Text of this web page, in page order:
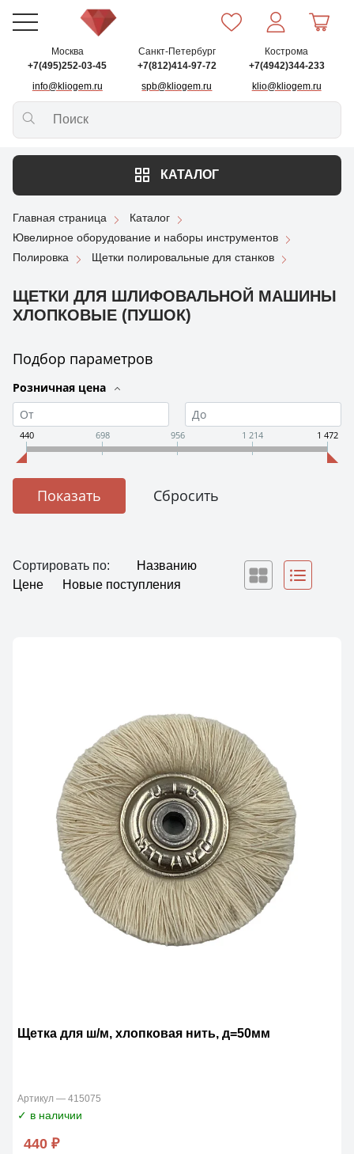
Москва
+7(495)252-03-45
info@kliogem.ru
Санкт-Петербург
+7(812)414-97-72
spb@kliogem.ru
Кострома
+7(4942)344-233
klio@kliogem.ru
КАТАЛОГ
Главная страница
Каталог
Ювелирное оборудование и наборы инструментов
Полировка
Щетки полировальные для станков
ЩЕТКИ ДЛЯ ШЛИФОВАЛЬНОЙ МАШИНЫ
ХЛОПКОВЫЕ (ПУШОК)
Подбор параметров
Розничная цена
440 698 956 1 214 1 472
Сортировать по:
Названию
Цене
Новые поступления
Щетка для ш/м, хлопковая нить, д=50мм
Артикул — 415075
✓ в наличии
440 ₽